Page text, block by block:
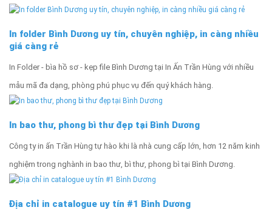
In folder Bình Dương uy tín, chuyên nghiệp, in càng nhiều
giá càng rẻ
In Folder - bìa hồ sơ - kẹp file Bình Dương tại In Ấn Trần Hùng với nhiều
mẫu mã đa dạng, phòng phú phục vụ đến quý khách hàng.
In bao thư, phong bì thư đẹp tại Bình Dương
Công ty in ấn Trần Hùng tự hào khi là nhà cung cấp lớn, hơn 12 năm kinh
nghiệm trong nghành in bao thư, bì thư, phong bì tại Bình Dương.
Địa chỉ in catalogue uy tín #1 Bình Dương